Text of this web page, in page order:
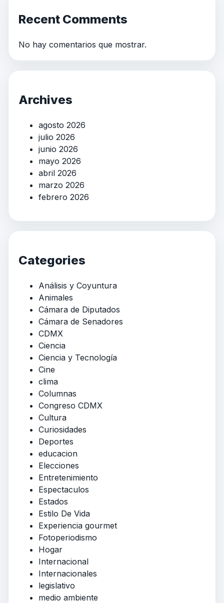
Recent Comments
No hay comentarios que mostrar.
Archives
agosto 2026
julio 2026
junio 2026
mayo 2026
abril 2026
marzo 2026
febrero 2026
Categories
Análisis y Coyuntura
Animales
Cámara de Diputados
Cámara de Senadores
CDMX
Ciencia
Ciencia y Tecnología
Cine
clima
Columnas
Congreso CDMX
Cultura
Curiosidades
Deportes
educacion
Elecciones
Entretenimiento
Espectaculos
Estados
Estilo De Vida
Experiencia gourmet
Fotoperiodismo
Hogar
Internacional
Internacionales
legislativo
medio ambiente